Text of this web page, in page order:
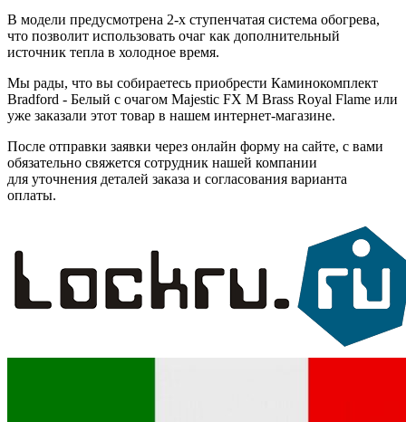
В модели предусмотрена 2-х ступенчатая система обогрева,
что позволит использовать очаг как дополнительный
источник тепла в холодное время.
Мы рады, что вы собираетесь приобрести Каминокомплект
Bradford - Белый с очагом Majestic FX M Brass Royal Flame или
уже заказали этот товар в нашем интернет-магазине.
После отправки заявки через онлайн форму на сайте, с вами
обязательно свяжется сотрудник нашей компании
для уточнения деталей заказа и согласования варианта
оплаты.